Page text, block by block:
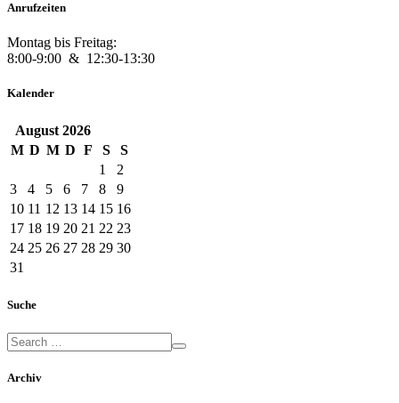
Anrufzeiten
Montag bis Freitag:
8:00-9:00 & 12:30-13:30
Kalender
August 2026
M D M D F S
S
1
2
3
4 5 6 7 8
9
10 11 12 13 14 15 16
17 18 19 20 21 22 23
24 25 26 27 28 29 30
31
Suche
Archiv